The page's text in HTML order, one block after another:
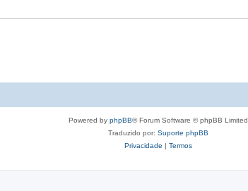
Powered by phpBB® Forum Software © phpBB Limited
Traduzido por: Suporte phpBB
Privacidade | Termos